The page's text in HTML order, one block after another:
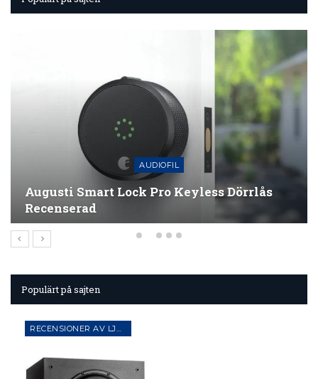
NYHETER
Roku Lägger Till
Till Sina Smarta…
Populärt på sajten